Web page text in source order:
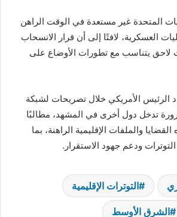
المتحدة غير مستعدة في الوقت الراهن
العسكرية، لافتًا إلى أن قرار الانسحاب
لاحق يتناسب مع تطورات الأوضاع على
الأمريكي خلال تصريحات لشبكة
تدخل دول أخرى في المشهد، مطالبًا
والملفات الإقليمية الراهنة، بما
ودعم جهود الاستقرار.
التوترات الإقليمية
الشرق الأوسط